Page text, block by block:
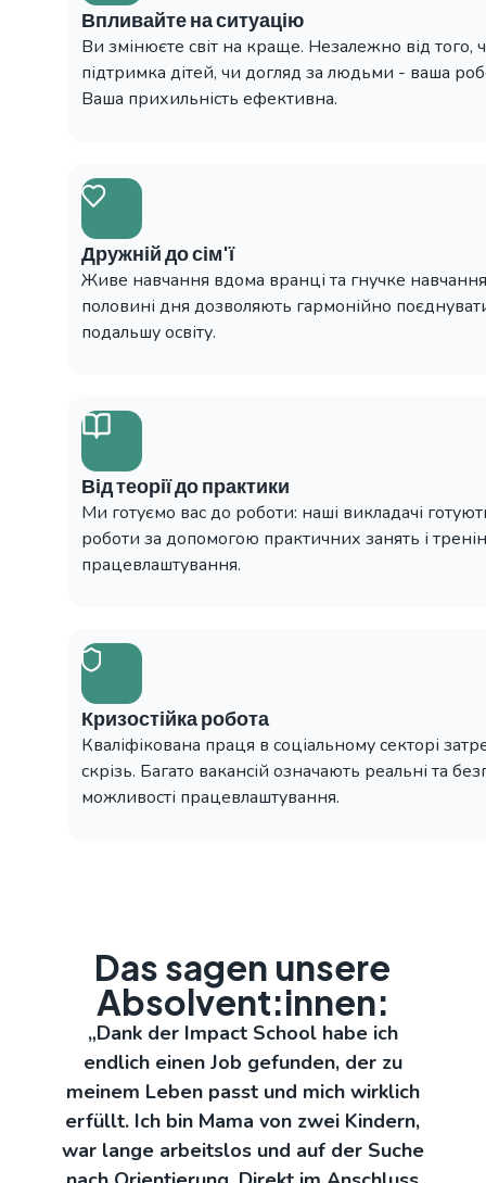
Впливайте на ситуацію
Ви змінюєте світ на краще. Незалежно від того,
підтримка дітей, чи догляд за людьми - ваша
Ваша прихильність ефективна.
Дружній до сім'ї
Живе навчання вдома вранці та гнучке
половині дня дозволяють гармонійно
подальшу освіту.
Від теорії до практики
Ми готуємо вас до роботи: наші викладачі
роботи за допомогою практичних занять і
працевлаштування.
Кризостійка робота
Кваліфікована праця в соціальному секторі
скрізь. Багато вакансій означають реальні та
можливості працевлаштування.
Das sagen unsere
Absolvent:innen:
„Dank der Impact School habe ich
endlich einen Job gefunden, der zu
meinem Leben passt und mich wirklich
erfüllt. Ich bin Mama von zwei Kindern,
war lange arbeitslos und auf der Suche